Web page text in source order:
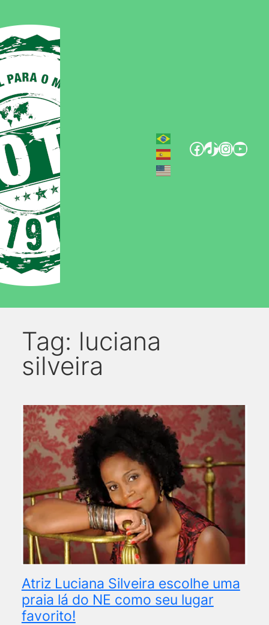
Tag: luciana
silveira
Atriz Luciana Silveira escolhe uma
praia lá do NE como seu lugar
favorito!